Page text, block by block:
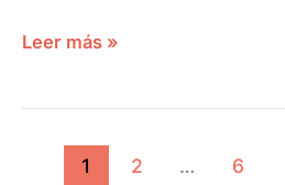
Leer más »
1 2 … 6